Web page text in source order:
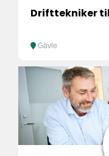
Drifttekniker
Gävle